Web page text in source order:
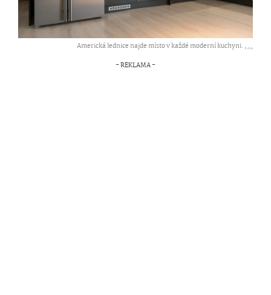
Americká lednice najde místo v každé moderní kuchyni. ,...